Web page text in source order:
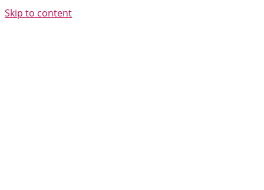
Skip to content